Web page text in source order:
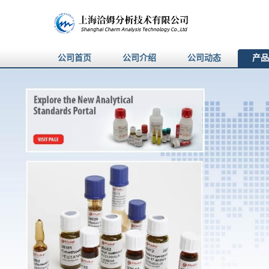
公司首页 公司介绍 公司动态 产